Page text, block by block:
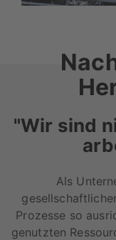
"Wir sind
Als
Prozesse so
genutzten